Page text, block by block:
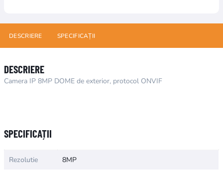
DESCRIERE SPECIFICAȚII
DESCRIERE
Camera IP 8MP DOME de exterior, protocol ONVIF
SPECIFICAȚII
Rezolutie 8MP